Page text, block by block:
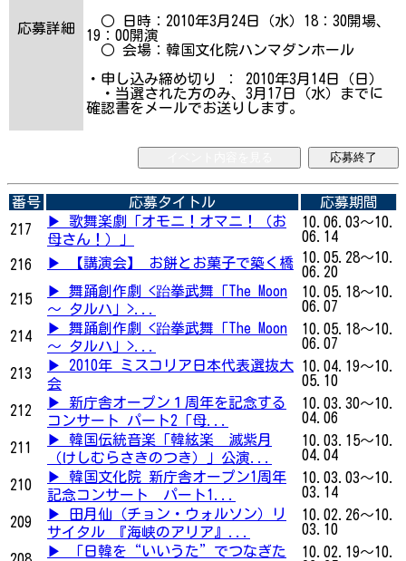
応募詳細
○ 日時：2010年3月24日（水）18：30開場、
19：00開演
○ 会場：韓国文化院ハンマダンホール
・申し込み締め切り ： 2010年3月14日（日）
・当選された方のみ、3月17日（水）までに
確認書をメールでお送りします。
応募終了
番号 応募タイトル
応募期間
217
▶ 歌舞楽劇「オモニ！オマニ！（お
母さん！）」
10.06.03～10.
06.14
216
▶ 【講演会】 お餅とお菓子で築く橋
10.05.28～10.
06.20
215
▶ 舞踊創作劇 <跆拳武舞「The Moon
～ タルハ」>...
10.05.18～10.
06.07
214
▶ 舞踊創作劇 <跆拳武舞「The Moon
～ タルハ」>...
10.05.18～10.
06.07
213
▶ 2010年 ミスコリア日本代表選抜大
会
10.04.19～10.
05.10
212
▶ 新庁舎オープン１周年を記念する
コンサート パート2 ｢母...
10.03.30～10.
04.06
211
▶ 韓国伝統音楽「韓絃楽 滅紫月
（けしむらさきのつき）」公演...
10.03.15～10.
04.04
210
▶ 韓国文化院 新庁舎オープン1周年
記念コンサート パート1...
10.03.03～10.
03.14
209
▶ 田月仙（チョン・ウォルソン）リ
サイタル 『海峡のアリア』...
10.02.26～10.
03.10
▶ 「日韓を“いいうた”でつなぎた
10.02.19～10.